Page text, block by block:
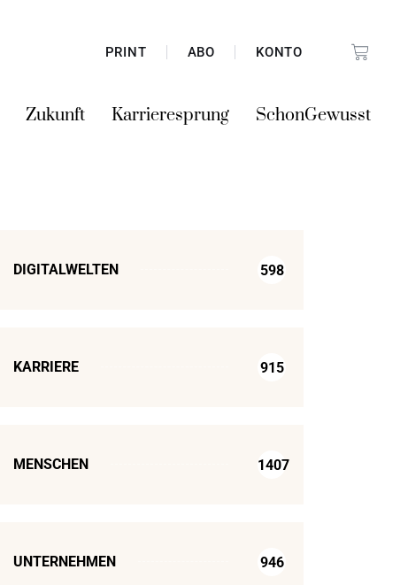
PRINT ABO KONTO
Zukunft Karrieresprung SchonGewusst
DIGITALWELTEN 598
KARRIERE 915
MENSCHEN 1407
UNTERNEHMEN 946